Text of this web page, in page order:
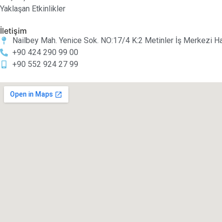
Yaklaşan Etkinlikler
İletişim
Nailbey Mah. Yenice Sok. NO:17/4 K:2 Metinler İş Merkezi
+90 424 290 99 00
+90 552 924 27 99